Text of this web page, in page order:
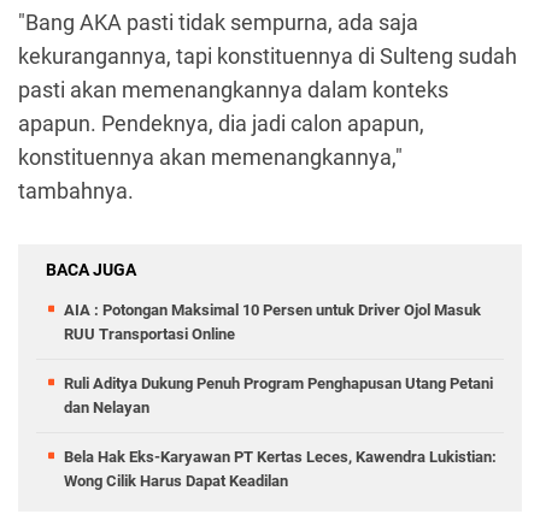
"Bang AKA pasti tidak sempurna, ada saja
kekurangannya, tapi konstituennya di Sulteng sudah
pasti akan memenangkannya dalam konteks
apapun. Pendeknya, dia jadi calon apapun,
konstituennya akan memenangkannya,"
tambahnya.
BACA JUGA
AIA : Potongan Maksimal 10 Persen untuk Driver Ojol Masuk
RUU Transportasi Online
Ruli Aditya Dukung Penuh Program Penghapusan Utang Petani
dan Nelayan
Bela Hak Eks-Karyawan PT Kertas Leces, Kawendra Lukistian:
Wong Cilik Harus Dapat Keadilan